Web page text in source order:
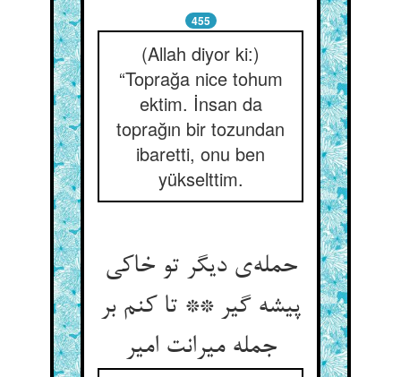
455
(Allah diyor ki:)
“Toprağa nice tohum
ektim. İnsan da
toprağın bir tozundan
ibaretti, onu ben
yükselttim.
حمله‌ی دیگر تو خاکی
پیشه گیر ** تا کنم بر
جمله میرانت امیر